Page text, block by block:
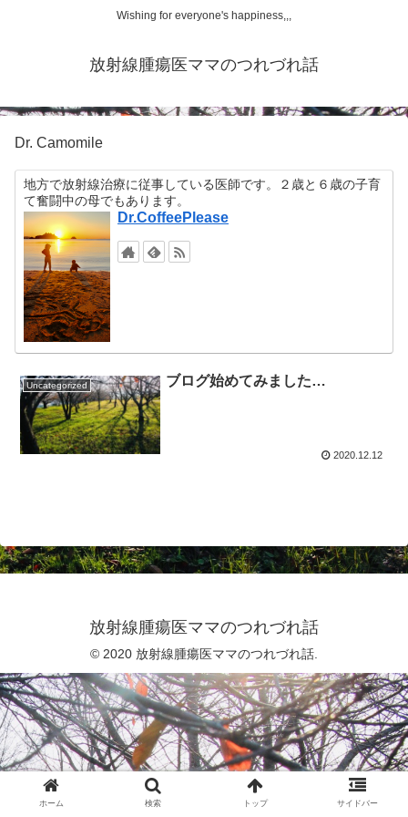
Wishing for everyone's happiness,,,
放射線腫瘍医ママのつれづれ話
Dr. Camomile
地方で放射線治療に従事している医師です。２歳と６歳の子育
て奮闘中の母でもあります。
Dr.CoffeePlease
Uncategorized ブログ始めてみました…
2020.12.12
放射線腫瘍医ママのつれづれ話
© 2020 放射線腫瘍医ママのつれづれ話.
ホーム 検索 トップ サイドバー